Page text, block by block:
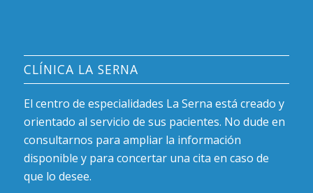
CLÍNICA LA SERNA
El centro de especialidades La Serna está creado y
orientado al servicio de sus pacientes. No dude en
consultarnos para ampliar la información
disponible y para concertar una cita en caso de
que lo desee.